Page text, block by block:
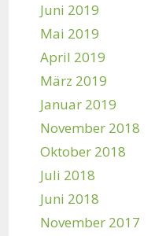
Juni 2019
Mai 2019
April 2019
März 2019
Januar 2019
November 2018
Oktober 2018
Juli 2018
Juni 2018
November 2017